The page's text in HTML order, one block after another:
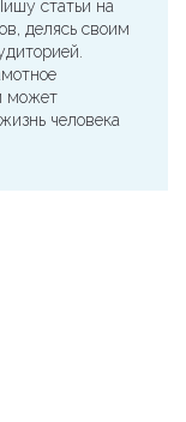
статьи на
делясь своим
может
человека